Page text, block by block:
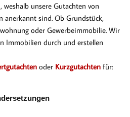
unsere Gutachten von
anerkannt sind. Ob Grundstück,
oder Gewerbeimmobilie. Wir
Immobilien durch und erstellen
oder Kurzgutachten für: